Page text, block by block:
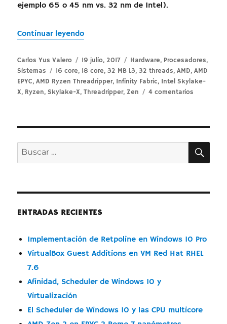
ejemplo 65 o 45 nm vs. 32 nm de Intel).
Continuar leyendo«Duelo de Titanes: AMD Ryzen
Autor
Carlos Yus Valero
Publicado
el
19 julio, 2017 Categorías
Hardware, Procesadores,
Sistemas
Etiquetas
16 core, 18 core,32 MB L3,32 threads,AMD,AMD
EPYC,AMD Ryzen Threadripper, Infinity Fabric, Intel Skylake-
X, Ryzen,Skylake-X,Threadripper,Zen 4 comentarios
Ryzen
vs.
Buscar
por:
ENTRADAS RECIENTES
Implementación de Retpoline en Windows 10 Pro
VirtualBox Guest Additions en VM Red Hat RHEL
7.6
Afinidad, Scheduler de Windows 10 y
Virtualización
El Scheduler de Windows 10 y las CPU multicore